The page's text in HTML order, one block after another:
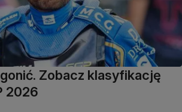
Zobacz klasyfikację
2026